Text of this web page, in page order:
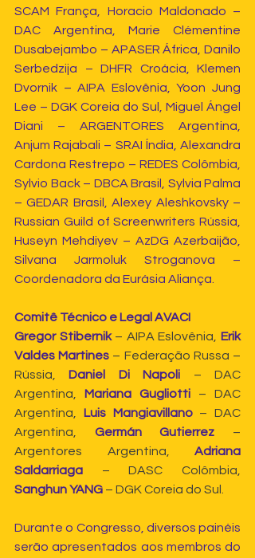
SCAM França, Horacio Maldonado –
DAC Argentina, Marie Clémentine
Dusabejambo – APASER África, Danilo
Serbedzija – DHFR Croácia, Klemen
Dvornik – AIPA Eslovênia, Yoon Jung
Lee – DGK Coreia do Sul, Miguel Ángel
Diani – ARGENTORES Argentina,
Anjum Rajabali – SRAI Índia, Alexandra
Cardona Restrepo – REDES Colômbia,
Sylvio Back – DBCA Brasil, Sylvia Palma
– GEDAR Brasil, Alexey Aleshkovsky –
Russian Guild of Screenwriters Rússia,
Huseyn Mehdiyev – AzDG Azerbaijão,
Silvana Jarmoluk Stroganova –
Coordenadora da Eurásia Aliança.
Comitê Técnico e Legal AVACI
Gregor Stibernik – AIPA Eslovênia, Erik
Valdes Martines – Federação Russa –
Rússia, Daniel Di Napoli – DAC
Argentina,
Mariana Gugliotti – DAC
Argentina,
Luis Mangiavillano – DAC
Argentina, Germán Gutierrez –
Argentores Argentina, Adriana
Saldarriaga – DASC Colômbia,
Sanghun YANG – DGK Coreia do Sul.
Durante o Congresso, diversos painéis
serão apresentados aos membros do